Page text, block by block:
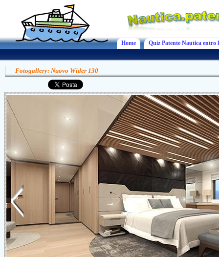
Home Quiz Patente Nautica entro
Fotogallery: Nuovo Wider 130